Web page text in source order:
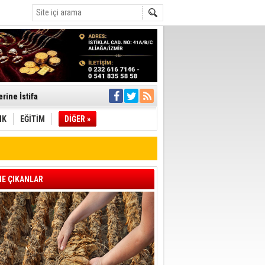
İletti
müdahale
Geçti
EĞİTİM DİĞER »
ÇIKANLAR